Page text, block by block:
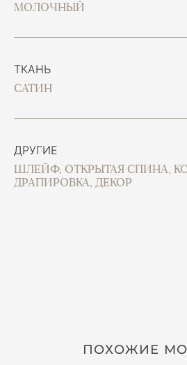
МОЛОЧНЫЙ
ТКАНЬ
САТИН
ДРУГИЕ
ШЛЕЙФ, ОТКРЫТАЯ СПИНА,
ДРАПИРОВКА, ДЕКОР
ПОХОЖИЕ